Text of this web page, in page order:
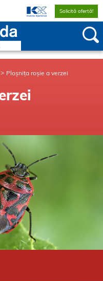
Solicită ofertă!
Ploșnița roșie a verzei